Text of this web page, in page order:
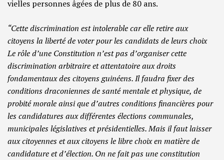
vielles personnes âgées de plus de 80 ans.
“Cette discrimination est intolerable car elle retire aux
citoyens la liberté de voter pour les candidats de leurs choix
Le rôle d’une Constitution n’est pas d’organiser cette
discrimination arbitraire et attentatoire aux droits
fondamentaux des citoyens guinéens. Il faudra fixer des
conditions draconiennes de santé mentale et physique, de
probité morale ainsi que d’autres conditions financières pour
les candidatures aux différentes élections communales,
municipales législatives et présidentielles. Mais il faut laisser
aux citoyennes et aux citoyens le libre choix en matière de
candidature et d’élection. On ne fait pas une constitution